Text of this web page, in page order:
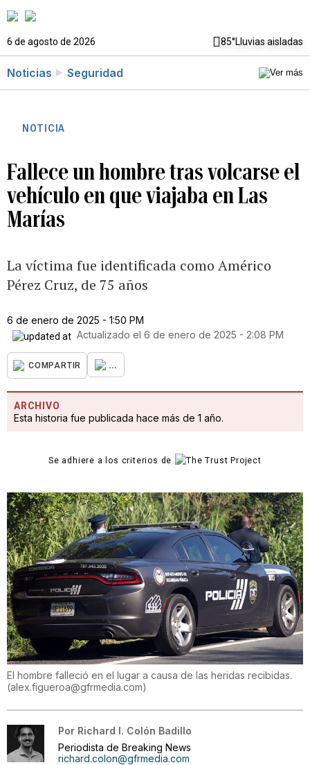
6 de agosto de 2026 85°Lluvias aisladas
Noticias Seguridad
NOTICIA
Fallece un hombre tras volcarse el
vehículo en que viajaba en Las
Marías
La víctima fue identificada como Américo
Pérez Cruz, de 75 años
6 de enero de 2025 - 1:50 PM
Actualizado el 6 de enero de 2025 - 2:08 PM
COMPARTIR ...
ARCHIVO
Esta historia fue publicada hace más de 1 año.
Se adhiere a los criterios de
El hombre falleció en el lugar a causa de las heridas recibidas.
(alex.figueroa@gfrmedia.com)
Por Richard I. Colón Badillo
Periodista de Breaking News
richard.colon@gfrmedia.com